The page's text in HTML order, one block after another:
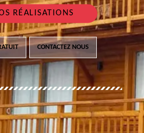
RÉALISATIONS
CONTACTEZ NOUS